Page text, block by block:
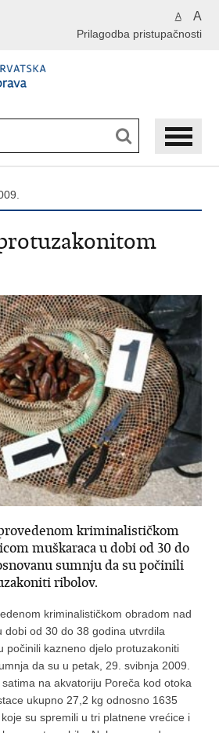
A A
Prilagodba pristupačnosti
kriminalističkom
muškaraca u dobi od 30 do
sumnju da su počinili
ribolov.
kriminalističkom obradom nad
dobi od 30 do 38 godina utvrdila
počinili kazneno djelo protuzakoniti
da su u petak, 29. svibnja 2009.
na akvatoriju Poreča kod otoka
ukupno 27,2 kg odnosno 1635
su spremili u tri platnene vrećice i